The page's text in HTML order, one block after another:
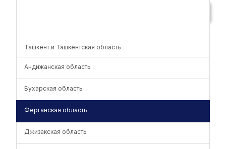
Ташкент и Ташкентская область
Андижанская область
Бухарская область
Ферганская область
Джизакская область